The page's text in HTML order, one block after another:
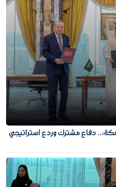
دفاع مشترك وردع استراتيجي